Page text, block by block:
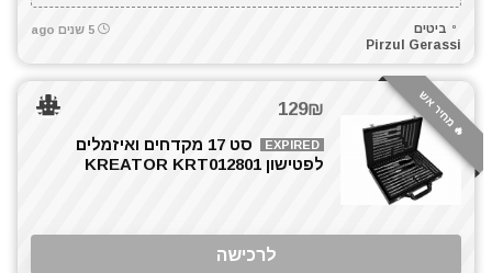
ביטים
Pirzul Gerassi
5 שנים ago
🔥 מחיר אש 129₪
EXPIRED
סט 17 מקדחים ואיזמלים
לפטישון KREATOR KRT012801
לרכישה